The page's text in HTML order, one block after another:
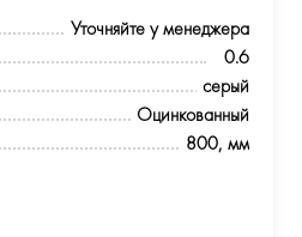
Уточняйте у менеджера
0.6
серый
Оцинкованный
800, мм